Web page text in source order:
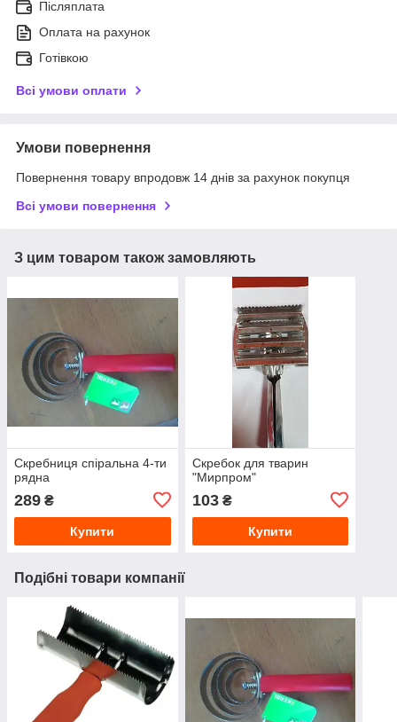
Післяплата
Оплата на рахунок
Готівкою
Всі умови оплати
Умови повернення
Повернення товару впродовж 14 днів за рахунок покупця
Всі умови повернення
З цим товаром також замовляють
Скребниця спіральна 4-ти
рядна
289 ₴
Купити
Скребок для тварин
"Мирпром"
103₴
Купити
Подібні товари компанії